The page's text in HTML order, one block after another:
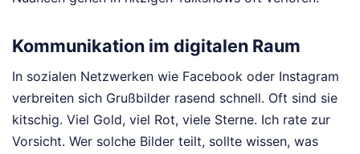
Kommunikation im digitalen Raum
In sozialen Netzwerken wie Facebook oder Instagram
verbreiten sich Grußbilder rasend schnell. Oft sind sie
kitschig. Viel Gold, viel Rot, viele Sterne. Ich rate zur
Vorsicht. Wer solche Bilder teilt, sollte wissen, was